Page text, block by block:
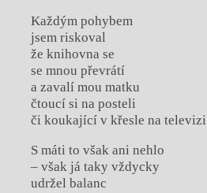
Každým pohybem
jsem riskoval
že knihovna se
se mnou převrátí
a zavalí mou matku
čtoucí si na posteli
či koukající v křesle na televizi
S máti to však ani nehlo
– však já taky vždycky
udržel balanc